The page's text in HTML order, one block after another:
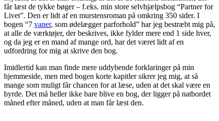
får læst de tykke bøger – f.eks. min store selvhjælpsbog “Partner for
Livet”. Den er lidt af en murstensroman på omkring 350 sider. I
bogen “7 vaner, som ødelægger parforhold” har jeg bestræbt mig på,
at alle de værktøjer, der beskrives, ikke fylder mere end 1 side hver,
og da jeg er en mand af mange ord, har det været lidt af en
udfordring for mig at skrive den bog.
Imidlertid kan man finde mere uddybende forklaringer på min
hjemmeside, men med bogen korte kapitler sikrer jeg mig, at så
mange som muligt får chancen for at læse, uden at det skal være en
byrde. Det må heller ikke bare blive en bog, der ligger på natbordet
måned efter måned, uden at man får læst den.